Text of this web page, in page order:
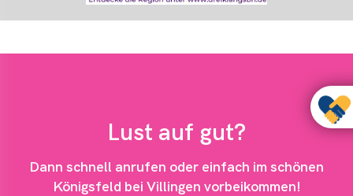
Lust auf gut?
Dann schnell anrufen oder einfach im schönen
Königsfeld bei Villingen vorbeikommen!